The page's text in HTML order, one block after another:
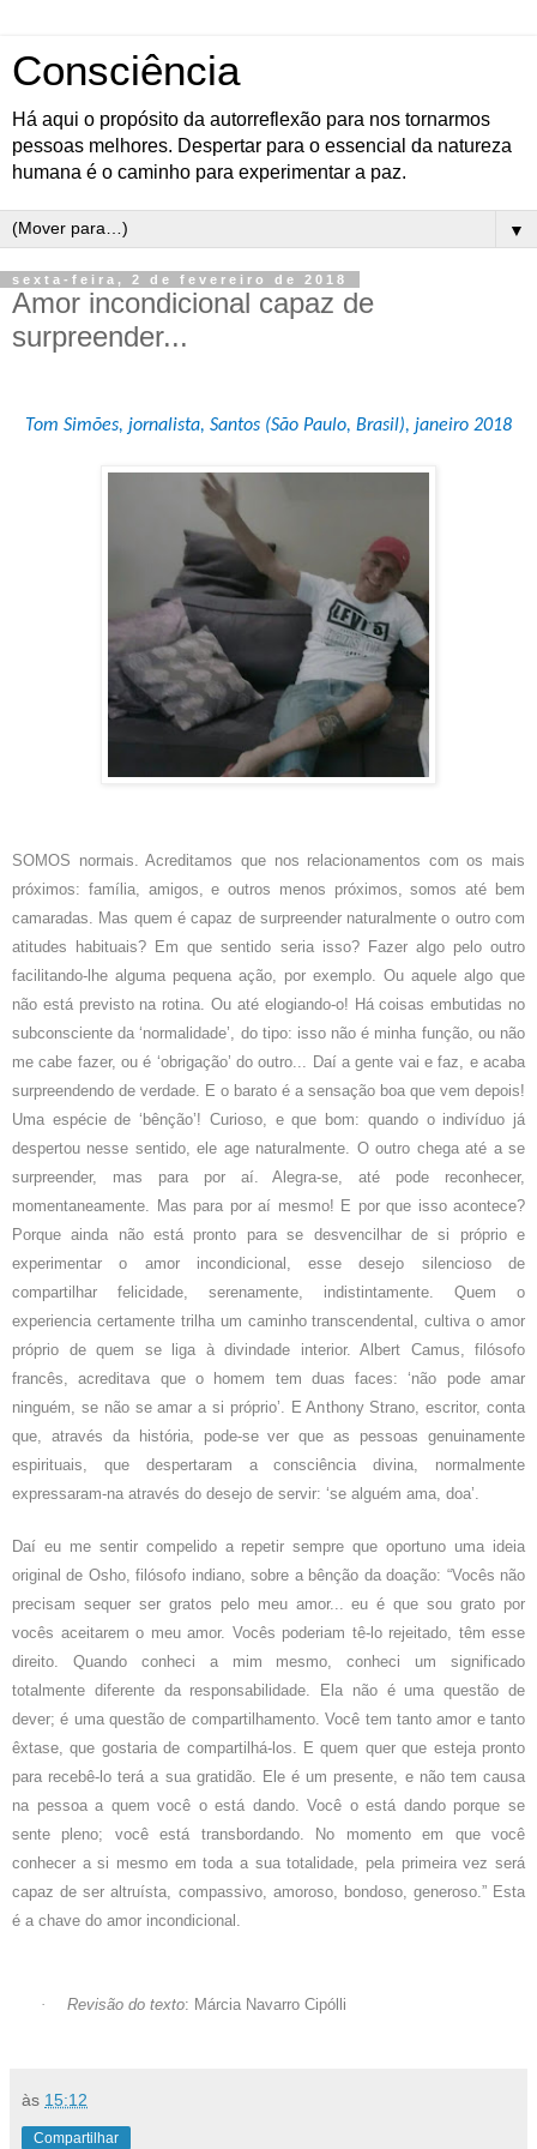
Consciência
Há aqui o propósito da autorreflexão para nos tornarmos
pessoas melhores. Despertar para o essencial da natureza
humana é o caminho para experimentar a paz.
▼
sexta-feira, 2 de fevereiro de 2018
Amor incondicional capaz de
surpreender...
Tom Simões, jornalista, Santos (São Paulo, Brasil), janeiro 2018
SOMOS normais. Acreditamos que nos relacionamentos com os mais
próximos: família, amigos, e outros menos próximos, somos até bem
camaradas. Mas quem é capaz de surpreender naturalmente o outro com
atitudes habituais? Em que sentido seria isso? Fazer algo pelo outro
facilitando-lhe alguma pequena ação, por exemplo. Ou aquele algo que
não está previsto na rotina. Ou até elogiando-o! Há coisas embutidas no
subconsciente da ‘normalidade’, do tipo: isso não é minha função, ou não
me cabe fazer, ou é ‘obrigação’ do outro... Daí a gente vai e faz, e acaba
surpreendendo de verdade. E o barato é a sensação boa que vem depois!
Uma espécie de ‘bênção’! Curioso, e que bom: quando o indivíduo já
despertou nesse sentido, ele age naturalmente. O outro chega até a se
surpreender, mas para por aí. Alegra-se, até pode reconhecer,
momentaneamente. Mas para por aí mesmo! E por que isso acontece?
Porque ainda não está pronto para se desvencilhar de si próprio e
experimentar o amor incondicional, esse desejo silencioso de
compartilhar felicidade, serenamente, indistintamente. Quem o
experiencia certamente trilha um caminho transcendental, cultiva o amor
próprio de quem se liga à divindade interior. Albert Camus, filósofo
francês, acreditava que o homem tem duas faces: ‘não pode amar
ninguém, se não se amar a si próprio’. E Anthony Strano, escritor, conta
que, através da história, pode-se ver que as pessoas genuinamente
espirituais, que despertaram a consciência divina, normalmente
expressaram-na através do desejo de servir: ‘se alguém ama, doa’.
Daí eu me sentir compelido a repetir sempre que oportuno uma ideia
original de Osho, filósofo indiano, sobre a bênção da doação: “Vocês não
precisam sequer ser gratos pelo meu amor... eu é que sou grato por
vocês aceitarem o meu amor. Vocês poderiam tê-lo rejeitado, têm esse
direito. Quando conheci a mim mesmo, conheci um significado
totalmente diferente da responsabilidade. Ela não é uma questão de
dever; é uma questão de compartilhamento. Você tem tanto amor e tanto
êxtase, que gostaria de compartilhá-los. E quem quer que esteja pronto
para recebê-lo terá a sua gratidão. Ele é um presente, e não tem causa
na pessoa a quem você o está dando. Você o está dando porque se
sente pleno; você está transbordando. No momento em que você
conhecer a si mesmo em toda a sua totalidade, pela primeira vez será
capaz de ser altruísta, compassivo, amoroso, bondoso, generoso.” Esta
é a chave do amor incondicional.
· Revisão do texto: Márcia Navarro Cipólli
às 15:12
Compartilhar